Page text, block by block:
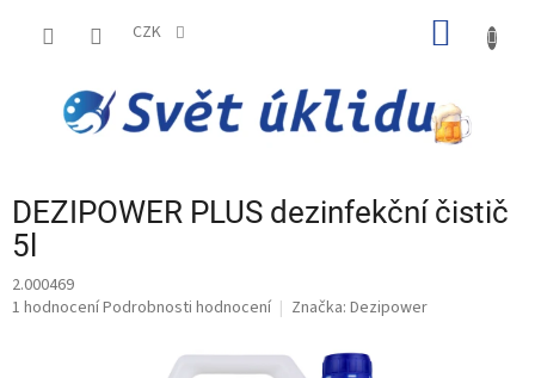
CZK
DEZIPOWER PLUS dezinfekční čistič
5l
2.000469
Průměrné
1 hodnoceníPodrobnosti hodnocení Značka: Dezipower